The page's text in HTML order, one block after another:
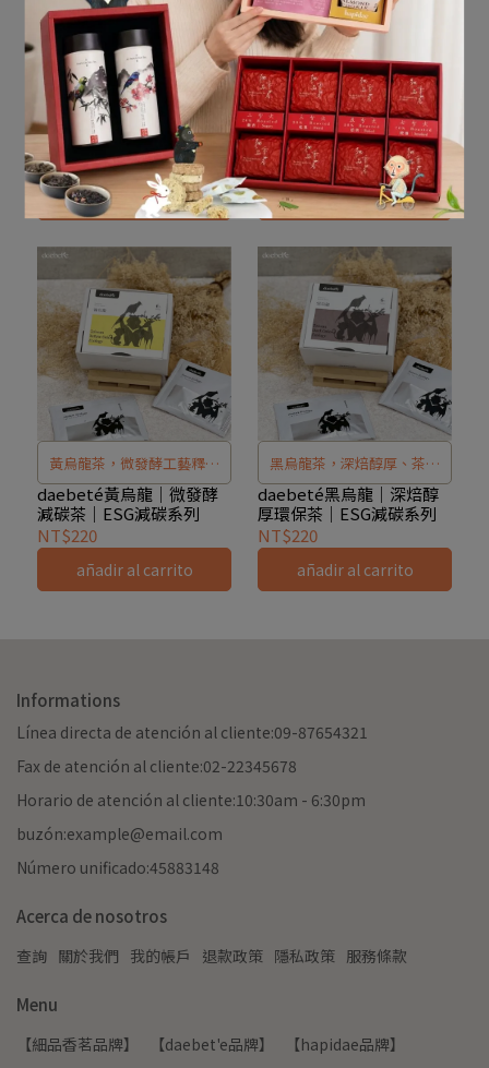
每一株綠烏龍都飽含自然茶
氣，茶湯入口，雅緻花香與
清新回甘瞬間喚醒感官。這
不只是茶，是你對生活態度
的選擇。 綠烏龍環保茶包從
地球。
daebeté綠烏龍｜環保好
茶，花香回甘每一口｜
ESG減碳系列
NT$220
añadir al carrito
香氣如花似蜜、果香迷人，
口感甜潤爽醇、回甘悠長。
外盒符合FSC森林認證，低
碳設計守護地球。喝得美
味，還能為環境盡一份心
daebeté蜜烏龍｜環保好
茶，果香迷人回甘無窮｜
ESG減碳系列
NT$220
añadir al carrito
黃烏龍茶，微發酵工藝釋放
清爽甜醇。茶包採用 FSC™
認證紙材與植物油墨，黑白
雙色＋漏鋁設計降低碳排，
全系列減碳可回收，環保又
daebeté黃烏龍｜微發酵
減碳茶｜ESG減碳系列
NT$220
añadir al carrito
黑烏龍茶，深焙醇厚、茶氣
十足。採用 FSC 認證紙材與
低碳黑白茶包設計，全系列
遵循 減碳、可回收 原則，喝
茶也能輕鬆愛地球。
daebeté黑烏龍｜深焙醇
厚環保茶｜ESG減碳系列
NT$220
añadir al carrito
Informations
Línea directa de atención al cliente:09-87654321
Fax de atención al cliente:02-22345678
Horario de atención al cliente:10:30am - 6:30pm
buzón:example@email.com
Número unificado:45883148
Acerca de nosotros
查詢 關於我們 我的帳戶 退款政策 隱私政策 服務條款
Menu
【細品香茗品牌】 【daebet'e品牌】
【hapidae品牌】